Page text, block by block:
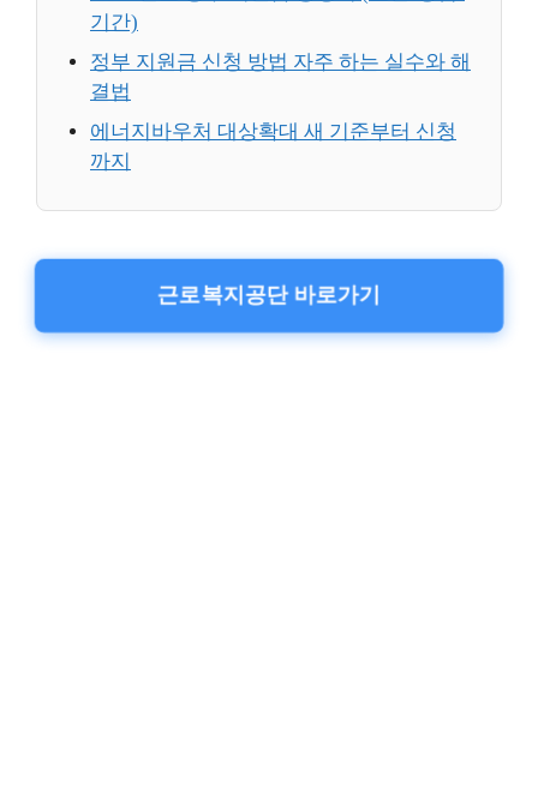
기간)
정부 지원금 신청 방법 자주 하는 실수와 해
결법
에너지바우처 대상확대 새 기준부터 신청
까지
근로복지공단 바로가기